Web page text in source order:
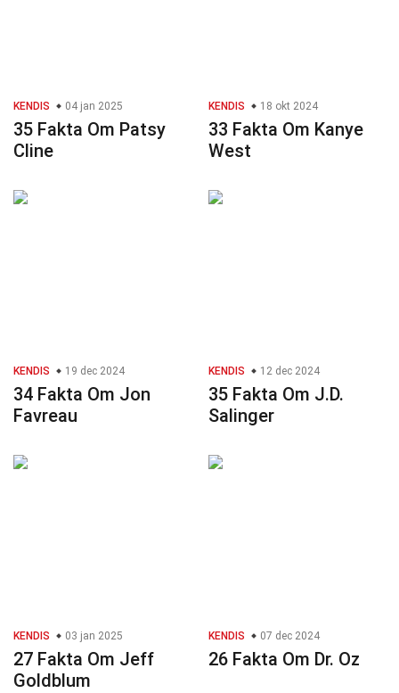
KENDIS 04 jan 2025
35 Fakta Om Patsy
Cline
KENDIS 18 okt 2024
33 Fakta Om Kanye
West
KENDIS 19 dec 2024
34 Fakta Om Jon
Favreau
KENDIS 12 dec 2024
35 Fakta Om J.D.
Salinger
KENDIS 03 jan 2025
27 Fakta Om Jeff
Goldblum
KENDIS 07 dec 2024
26 Fakta Om Dr. Oz